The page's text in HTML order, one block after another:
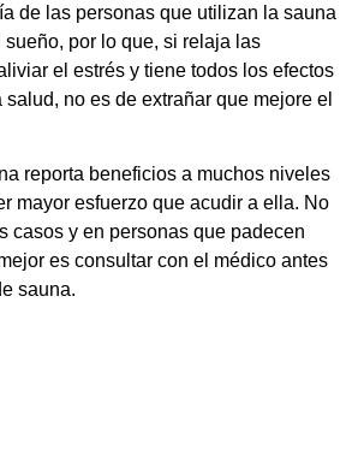
de las personas que utilizan la sauna
por lo que, si relaja las
el estrés y tiene todos los efectos
no es de extrañar que mejore el
reporta beneficios a muchos niveles
mayor esfuerzo que acudir a ella. No
casos y en personas que padecen
es consultar con el médico antes
sauna.